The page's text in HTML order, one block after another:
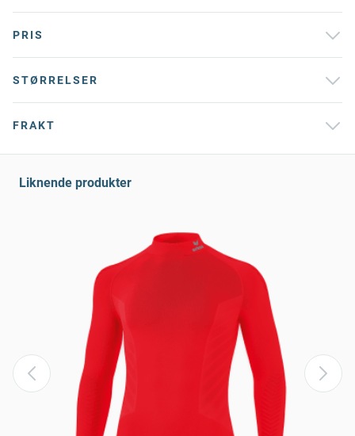
PRIS
STØRRELSER
FRAKT
Liknende produkter